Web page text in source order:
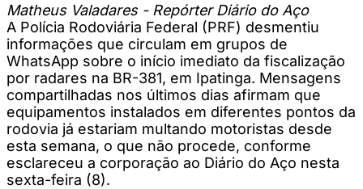
Matheus Valadares - Repórter Diário do Aço
A Polícia Rodoviária Federal (PRF) desmentiu
informações que circulam em grupos de
WhatsApp sobre o início imediato da fiscalização
por radares na BR-381, em Ipatinga. Mensagens
compartilhadas nos últimos dias afirmam que
equipamentos instalados em diferentes pontos da
rodovia já estariam multando motoristas desde
esta semana, o que não procede, conforme
esclareceu a corporação ao Diário do Aço nesta
sexta-feira (8).